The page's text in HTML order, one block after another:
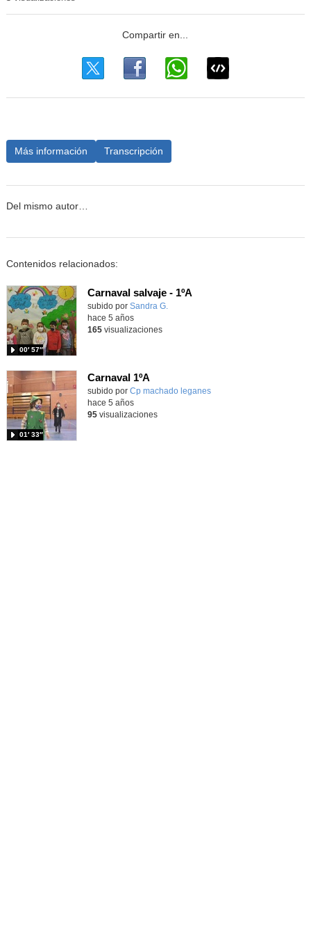
Más información Transcripción
Del mismo autor…
Contenidos relacionados:
Carnaval salvaje - 1ºA
Contenido educativo.
subido por Sandra G.
00′ 57″
hace 5 años
165visualizaciones
Carnaval 1ºA
subido por Cp machado leganes
01′ 33″
-
hace 5 años
95visualizaciones